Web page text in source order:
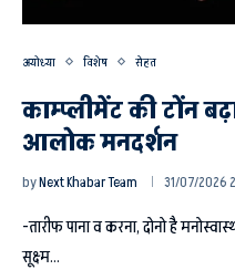
अयोध्या विशेष सेहत
काम्प्लीमेंट की टोंन
आलोक मनदर्शन
byNext Khabar Team 31/07/2026
-तारीफ पाना व करना, दोनो है
सूक्ष्म…